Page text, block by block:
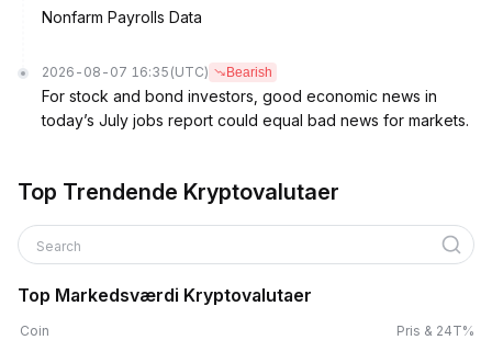
Nonfarm Payrolls Data
2026-08-07 16:35 (UTC) Bearish
For stock and bond investors, good economic news in
today’s July jobs report could equal bad news for markets.
Top Trendende Kryptovalutaer
Search
Top Markedsværdi Kryptovalutaer
Coin Pris & 24T%